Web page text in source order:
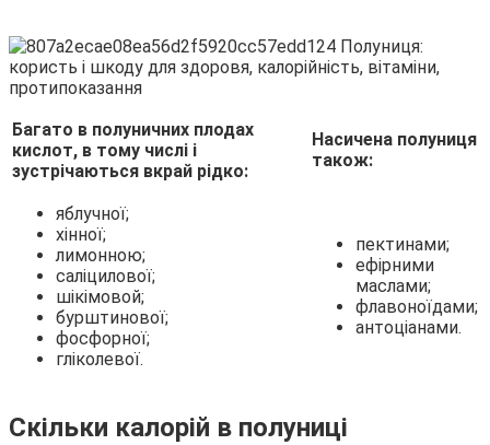
Багато в полуничних плодах
кислот, в тому числі і
зустрічаються вкрай рідко:
Насичена полуниця
також:
яблучної;
хінної;
лимонною;
саліцилової;
шікімовой;
бурштинової;
фосфорної;
гліколевої.
пектинами;
ефірними
маслами;
флавоноїдами;
антоціанами.
Скільки калорій в полуниці